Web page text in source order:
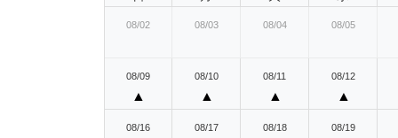
08/02 08/03 08/04 08/05
08/09
▲
08/10
▲
08/11
▲
08/12
▲
08/16 08/17 08/18 08/19